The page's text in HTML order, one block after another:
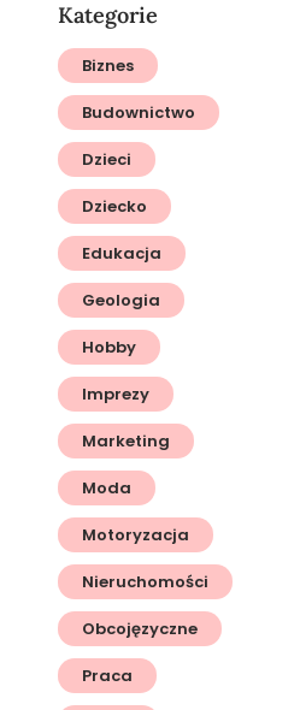
Kategorie
Biznes
Budownictwo
Dzieci
Dziecko
Edukacja
Geologia
Hobby
Imprezy
Marketing
Moda
Motoryzacja
Nieruchomości
Obcojęzyczne
Praca